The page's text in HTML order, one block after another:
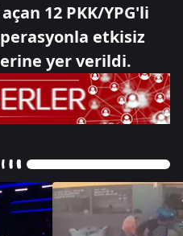
12 PKK/YPG'li
etkisiz
yer verildi.